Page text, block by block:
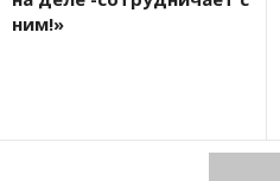
ним!»